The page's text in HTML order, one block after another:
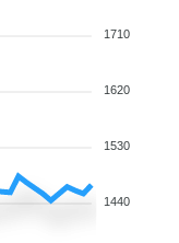
1710
1620
1530
1440